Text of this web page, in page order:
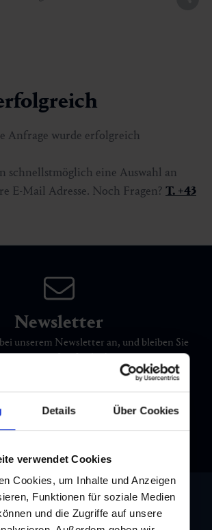
Details Über Cookies
verwendet Cookies
Cookies, um Inhalte und Anzeigen
Funktionen für soziale Medien
und die Zugriffe auf unsere
Anfrage wurde erfolgreich
schnellstmöglich eine Auswahl an
E-Mail Adresse. Noch Fragen? T. +43
Newsletter
unserem Newsletter an, und bleiben Sie
immer am Laufenden!